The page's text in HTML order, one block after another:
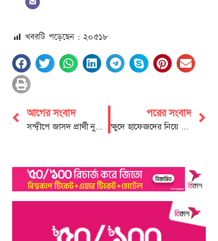
খবরটি পড়েছেন : ২০৫১৮
আগের সংবাদ
সন্দ্বীপে জাসদ প্রার্থী নুরুল আক্তারের নির্বাচনী ইশতেহার ঘোষণা
পরের সংবাদ
ক্ষুদে হাফেজদের নিয়ে ছাত্রলীগের ৭৬” তম প্রতিষ্ঠা বার্ষিকী উদযাপন